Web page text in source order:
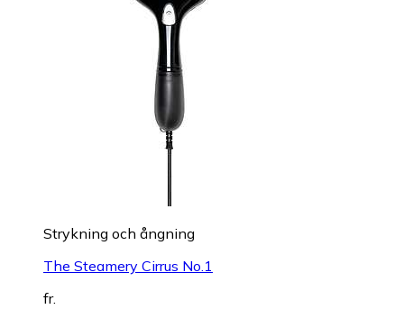
Strykning och ångning
The Steamery Cirrus No.1
fr.